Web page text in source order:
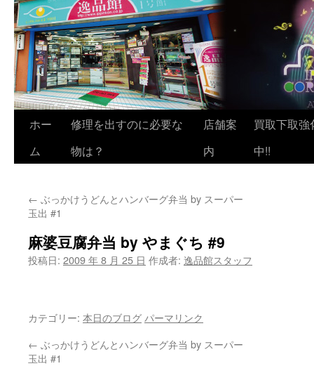
ホー
ム
修理を出すのに必要な
物は？
店舗案
内
買取下取強
中!!
← ぶっかけうどんとハンバーグ弁当 by スーパー
玉出 #1
麻婆豆腐弁当 by やまぐち #9
投稿日: 2009 年 8 月 25 日 作成者: 逸品館スタッフ
カテゴリー: 本日のブログ パーマリンク
← ぶっかけうどんとハンバーグ弁当 by スーパー
玉出 #1